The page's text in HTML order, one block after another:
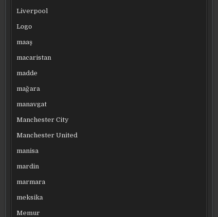
Liverpool
Logo
maaş
macaristan
madde
mağara
manavgat
Manchester City
Manchester United
manisa
mardin
marmara
meksika
Memur